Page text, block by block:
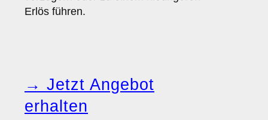
Erlös führen.
→ Jetzt Angebot
erhalten